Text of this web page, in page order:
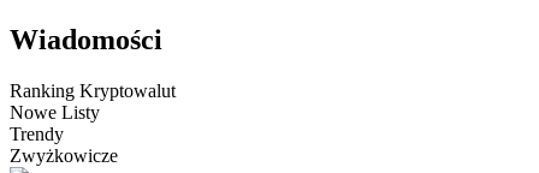
transakcji
Wiadomości
Ranking Kryptowalut
Nowe Listy
Trendy
Zwyżkowicze